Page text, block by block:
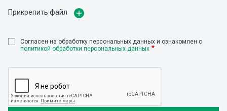
Прикрепить файл
Cогласен на обработку персональных данных и ознакомлен с
политикой обработки персональных данных